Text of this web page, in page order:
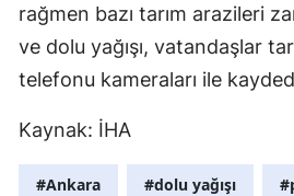
rağmen bazı tarım arazileri
ve dolu yağışı, vatandaşlar
telefonu kameraları ile
Kaynak: İHA
#Ankara #dolu yağışı